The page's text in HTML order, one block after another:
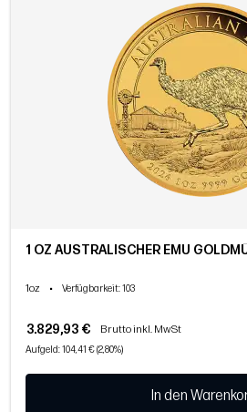
1 OZ AUSTRALISCHER EMU
1oz • Verfügbarkeit: 103
3.829,93 € Brutto inkl. MwSt
Aufgeld: 104,41 € (2,80%)
In den